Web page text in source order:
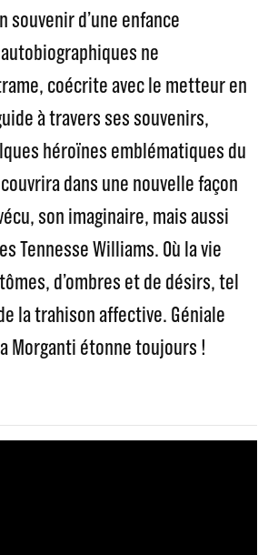
souvenir d’une enfance
ne
coécrite avec le metteur en
à travers ses souvenirs,
héroïnes emblématiques du
dans une nouvelle façon
son imaginaire, mais aussi
Tennesse Williams. Où la vie
d’ombres et de désirs, tel
la trahison affective. Géniale
Morganti étonne toujours !